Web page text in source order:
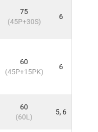
75
(45P+30S)
6
60
(45P+15PK)
6
60
(60L)
5, 6